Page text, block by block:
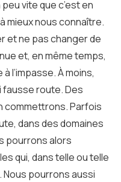
vite que c’est en
mieux nous connaître.
et ne pas changer de
et, en même temps,
l’impasse. À moins,
route. Des
commettrons. Parfois
dans des domaines
pourrons alors
qui, dans telle ou telle
Nous pourrons aussi